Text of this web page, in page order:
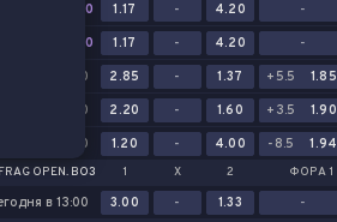
0:0 1.17 - 4.20 -
0:0 1.17 - 4.20 -
в 17:00 2.85 - 1.37 +5.5 1.85
в 23:00 2.20 - 1.60 +3.5 1.90
Завтра в 02:00 1.20 - 4.00 -8.5 1.94
OPEN. BO3 1 Х 2 ФОРА 1
в 13:00 3.00 - 1.33 -